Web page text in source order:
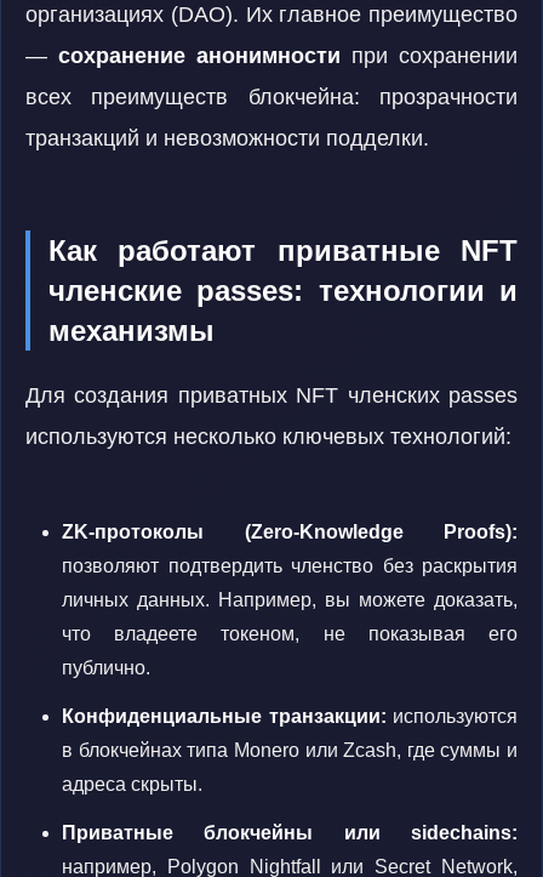
организациях (DAO). Их главное преимущество
— сохранение анонимности при сохранении
всех преимуществ блокчейна: прозрачности
транзакций и невозможности подделки.
Как работают приватные NFT
членские passes: технологии и
механизмы
Для создания приватных NFT членских passes
используются несколько ключевых технологий:
ZK-протоколы (Zero-Knowledge Proofs):
позволяют подтвердить членство без раскрытия
личных данных. Например, вы можете доказать,
что владеете токеном, не показывая его
публично.
Конфиденциальные транзакции: используются
в блокчейнах типа Monero или Zcash, где суммы и
адреса скрыты.
Приватные блокчейны или sidechains:
например, Polygon Nightfall или Secret Network,